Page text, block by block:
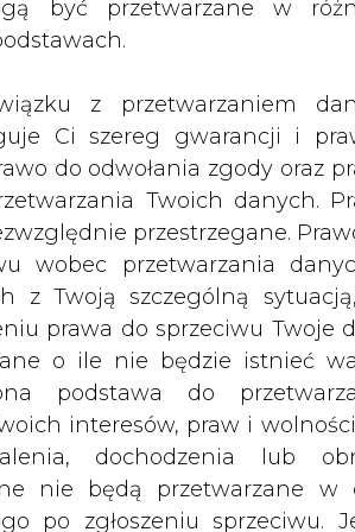
być przetwarzane w
z przetwarzaniem
Ci szereg gwarancji i
do odwołania zgody oraz
Twoich danych.
przestrzegane.
wobec przetwarzania
z Twoją szczególną
prawa do sprzeciwu Twoje
o ile nie będzie istnieć
podstawa do
interesów, praw i
dochodzenia lub
nie będą przetwarzane w
po zgłoszeniu sprzeciwu.
niemiecki koncern
Artykuł powstał bez wsparcia narzędzi sztucznej
inteligencji. Wydawca portalu CIRE zgadza się na
komentarza oznacza akceptację zasad korzystania
cire.pl
wyślij